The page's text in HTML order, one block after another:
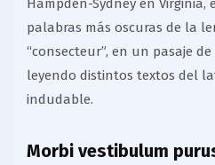
palabras más oscuras de la
“consecteur”, en un pasaje
leyendo distintos textos del
indudable.
Morbi vestibulum